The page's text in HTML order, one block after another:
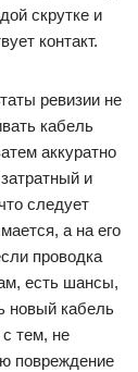
скрутке и
контакт.
ревизии не
кабель
аккуратно
и
следует
а на его
проводка
есть шансы,
новый кабель
тем, не
повреждение